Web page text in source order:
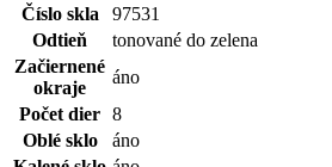
Číslo skla
97531
Odtieň
tonované do zelena
Začiernené
okraje
áno
Počet dier 8
Oblé sklo
áno